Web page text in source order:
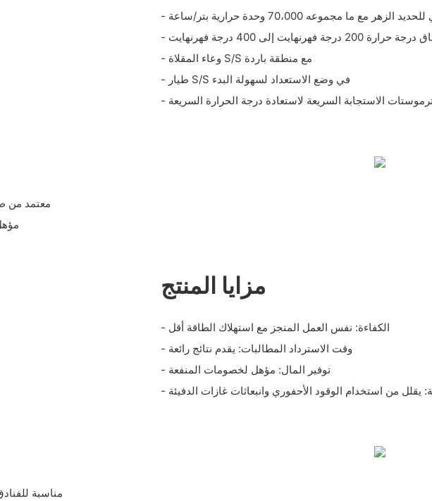
مع ما مجموعه 70،000 وحدة حرارية بتر/ساعة
إلى 400 درجة فهرنهايت
- وعاء المقلاة S/S مع منطقة باردة
- طيار S/S في وضع الاستعداد لسهولة البدء
ترموستات الاستجابة السريعة لاستعادة درجة الحرارة السريعة
- معتمد من طاقة الطاقة
-
مزايا المنتج
- الكفاءة: نفس العمل المنجز مع استهلاك الطاقة أقل
- وقت الاسترداد المطالبات: يقدم نتائج رائعة
- توفير المال: مؤهل لخصومات المنفعة
يقلل من استخدام الوقود الأحفوري وانبعاثات غازات الدفيئة
- مناسبة